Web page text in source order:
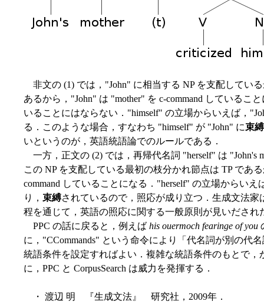
非文の (1) では，"John" に相当する NP を支配してい
あるから，"John" は "mother" を c-command しているこ
いることにはならない．"himself" の立場からいえば，
る．このような場合，すなわち "himself" が "John" に束縛
いというのが，英語統語論でのルールである．
一方，正文の (2) では，再帰代名詞 "herself" は "John's
この NP を支配している最初の枝分かれ節点は TP であ
command していることになる．"herself" の立場からいえ
り， 束縛されているので，照応が成り立つ．生成文法
程を通じて，英語の照応に関する一般原則が見いだされ
PPC の話に戻ると，例えば his ouermoch fearinge of you
に，"CCommands" という命令により「代名詞が別の代
統語条件を設定すればよい．複雑な統語条件のもとで，
に，PPC と CorpusSearch は威力を発揮する．
・ 渡辺 明 『生成文法』 研究社，2009年．